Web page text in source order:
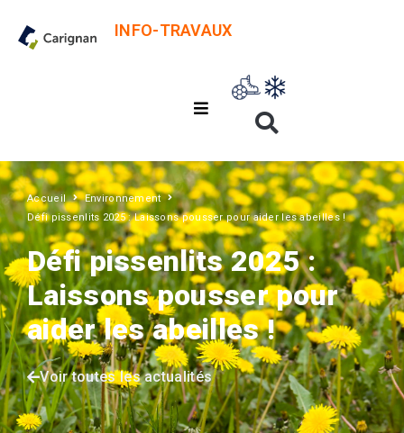
INFO-TRAVAUX
Accueil
Environnement
Défi pissenlits 2025 : Laissons pousser pour aider les abeilles !
Défi pissenlits 2025 :
Laissons pousser pour
aider les abeilles !
Voir toutes les actualités